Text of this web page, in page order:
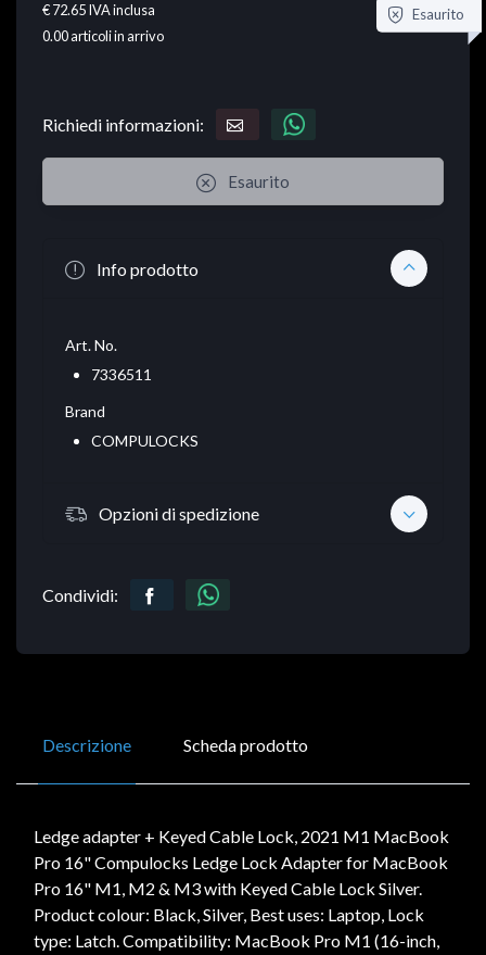
€ 72.65IVA inclusa
0.00articoli in arrivo
Esaurito
Richiedi informazioni:
Esaurito
Info prodotto
Art. No.
7336511
Brand
COMPULOCKS
Opzioni di spedizione
Condividi:
Descrizione Scheda prodotto
Ledge adapter + Keyed Cable Lock, 2021 M1 MacBook
Pro 16" Compulocks Ledge Lock Adapter for MacBook
Pro 16" M1, M2 & M3 with Keyed Cable Lock Silver.
Product colour: Black, Silver, Best uses: Laptop, Lock
type: Latch. Compatibility: MacBook Pro M1 (16-inch,